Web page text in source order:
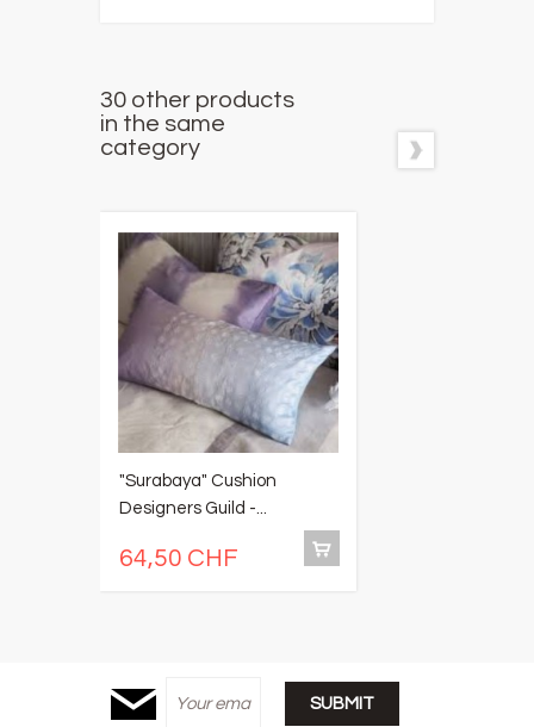
30 other products
in the same
category
"Surabaya" Cushion
Designers Guild -...
64,50 CHF